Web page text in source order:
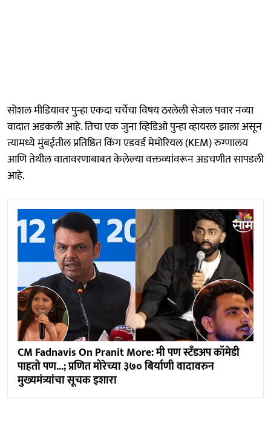
सोशल मीडियावर पुन्हा एकदा चर्चेचा विषय ठरलेली सेजल पवार नव्या
वादात अडकली आहे. तिचा एक जुना व्हिडिओ पुन्हा व्हायरल झाला असून
त्यामध्ये मुंबईतील प्रतिष्ठित किंग एडवर्ड मेमोरियल (KEM) रुग्णालय
आणि तेथील वातावरणाबाबत केलेल्या वक्तव्यांवरून अडचणीत सापडली
आहे.
CM Fadnavis On Pranit More: मी पण स्टँडअप कॉमेडी
पाहतो पण...; प्रणित मोरेच्या ३७० बिर्याणी वादावरुन
मुख्यमंत्र्यांचा सूचक इशारा